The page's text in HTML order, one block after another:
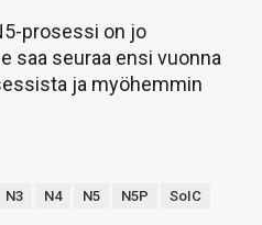
prosessi on jo
saa seuraa ensi vuonna
ja myöhemmin
N3 N4 N5 N5P
SoIC